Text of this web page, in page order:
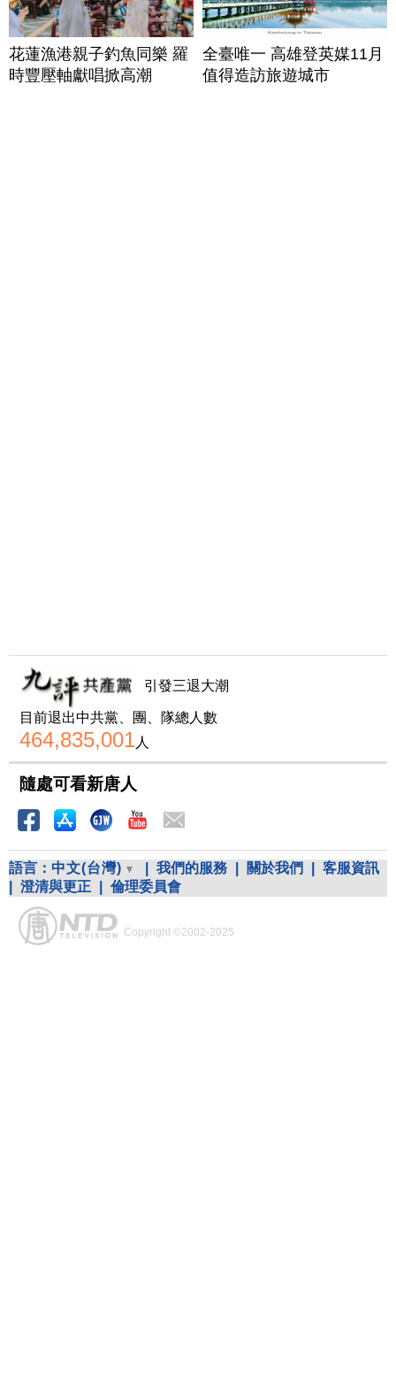
花蓮漁港親子釣魚同樂 羅
時豐壓軸獻唱掀高潮
全臺唯一 高雄登英媒11月
值得造訪旅遊城市
引發三退大潮
目前退出中共黨、團、隊總人數
464,835,001人
隨處可看新唐人
語言： 中文(台灣) 我們的服務 關於我們
客服資訊
澄清與更正 倫理委員會
Copyright ©2002-2025